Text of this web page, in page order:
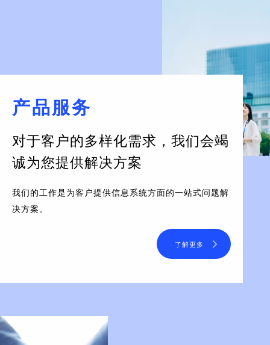
产品服务
对于客户的多样化需求， 我们会竭
诚为您提供解决方案
我们的工作是为客户提供信息系统方面的一站式问题解
决方案。
了解更多